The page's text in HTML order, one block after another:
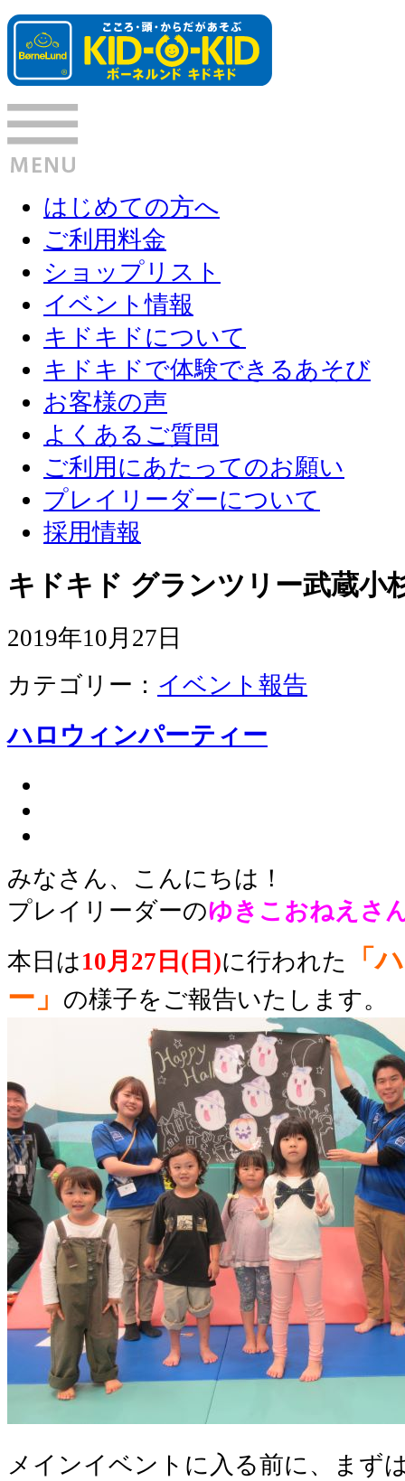
はじめての方へ
ご利用料金
ショップリスト
イベント情報
キドキドについて
キドキドで体験できるあそび
お客様の声
よくあるご質問
ご利用にあたってのお願い
プレイリーダーについて
採用情報
キドキド グランツリー武蔵小
2019年10月27日
カテゴリー： イベント報告
ハロウィンパーティー
みなさん、こんにちは！
プレイリーダーのゆきこおねえさ
本日は10月27日(日)に行われた
「
ー」 の様子をご報告いたします。
メインイベントに入る前に、まず